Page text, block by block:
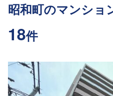
昭和町のマンショ
18件